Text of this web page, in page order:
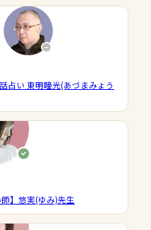
占い 東明瞳光(あづまみょう
】悠実(ゆみ)先生